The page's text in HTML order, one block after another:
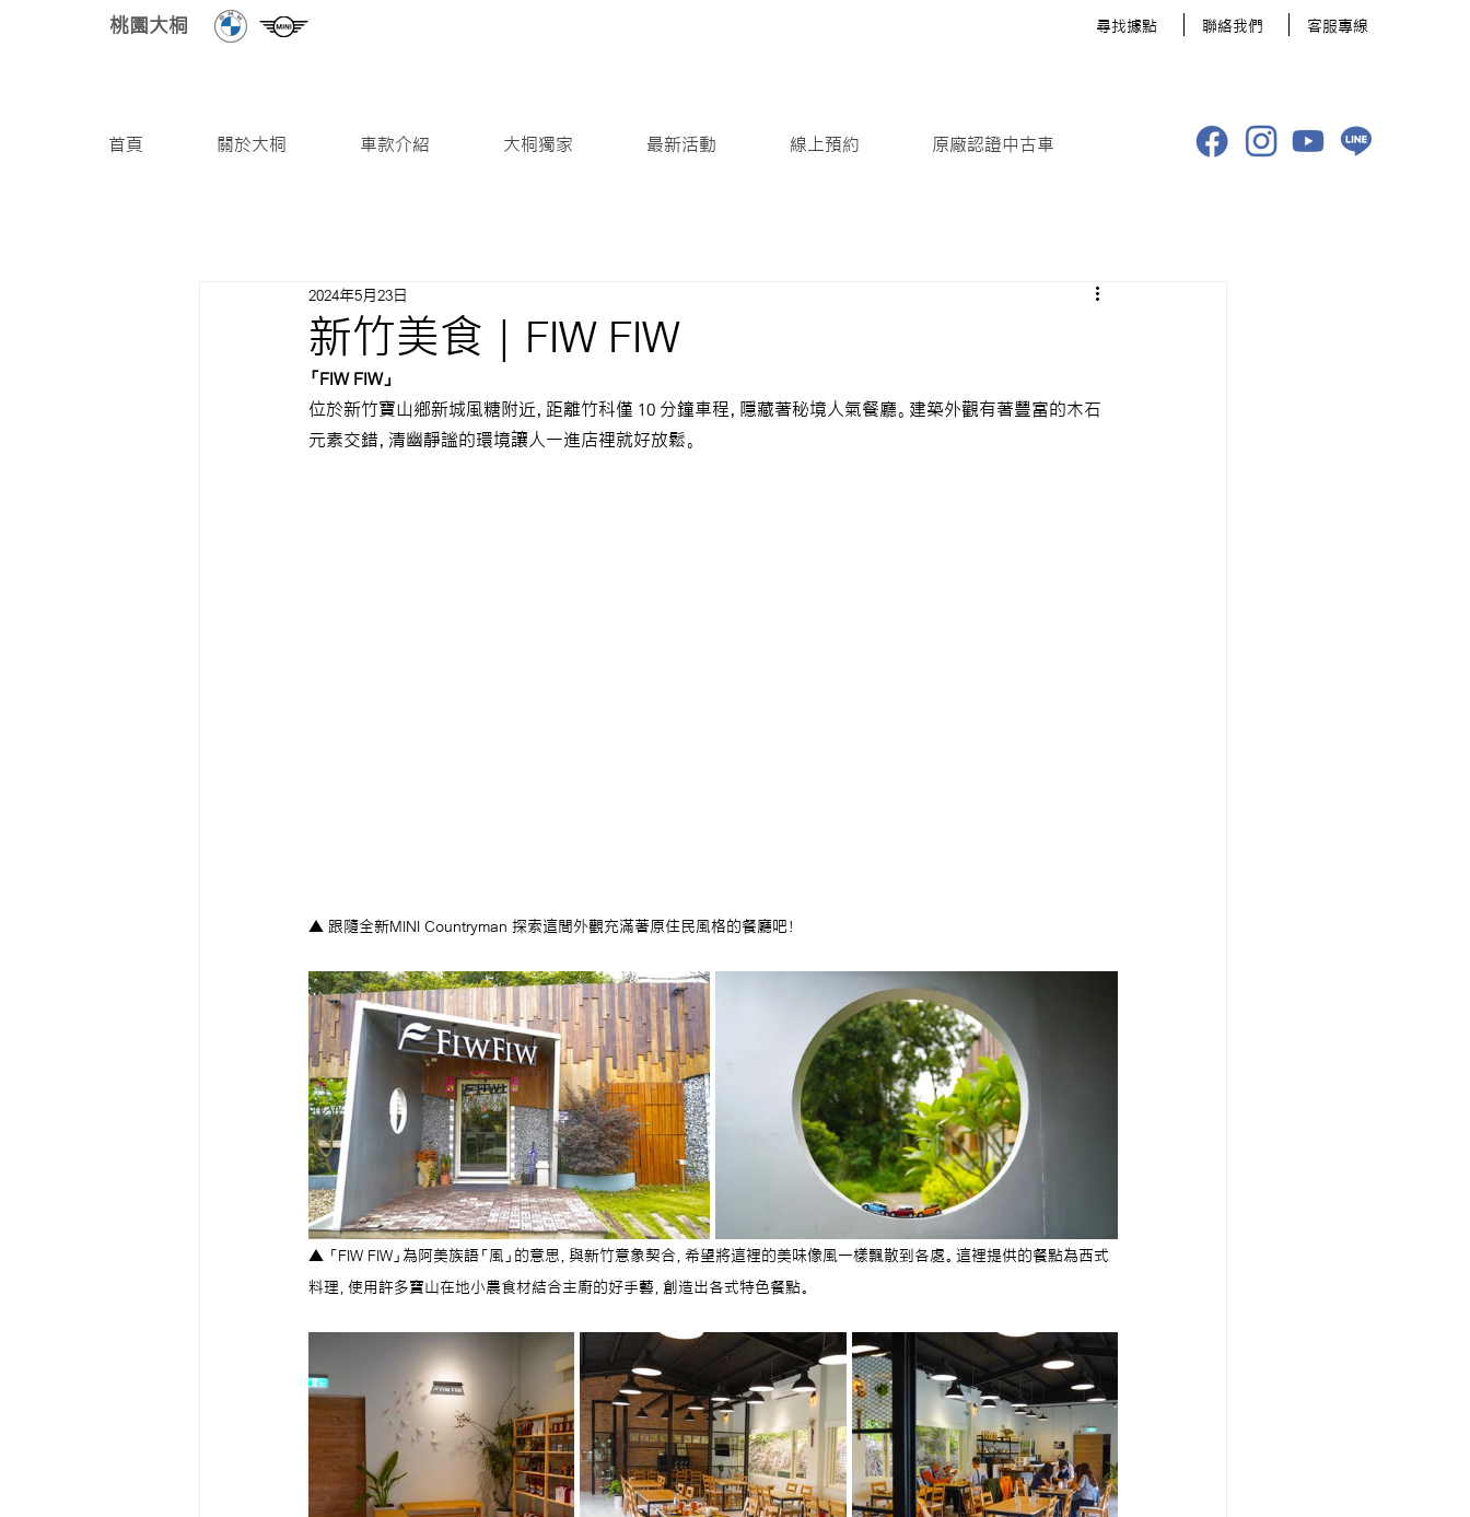
桃園大桐 ​尋找據點 聯絡我們 客服專線
首頁 關於大桐 車款介紹 大桐獨家 最新活動 線上預約 原廠認證中古車
新竹美食 | FIW FIW
2024年5月23日
「FIW FIW」
位於新竹寶山鄉新城風糖附近，距離竹科僅 10 分鐘車程，隱藏著秘境人氣餐廳。建築外觀有著豐富的木石
元素交錯，清幽靜謐的環境讓人一進店裡就好放鬆。
▲ 跟隨全新MINI Countryman 探索這間外觀充滿著原住民風格的餐廳吧！
▲ 「FIW FIW」為阿美族語「風」的意思，與新竹意象契合，希望將這裡的美味像風一樣飄散到各處。這裡提供的餐點為西式
料理，使用許多寶山在地小農食材結合主廚的好手藝，創造出各式特色餐點。